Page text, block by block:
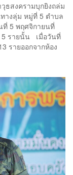
ธสงครามบุกยิงถล่ม
างลุ่ม หมู่ที่ 5 ตำบล
ที่ 5 พฤศจิกายนที่
5 รายนั้น เมื่อวันที่
รายออกจากห้อง